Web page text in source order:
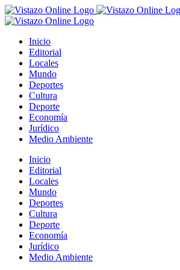
Saltar
al
Inicio
Editorial
Locales
Mundo
Deportes
Cultura
Deporte
Economía
Jurídico
Medio Ambiente
Inicio
Editorial
Locales
Mundo
Deportes
Cultura
Deporte
Economía
Jurídico
Medio Ambiente